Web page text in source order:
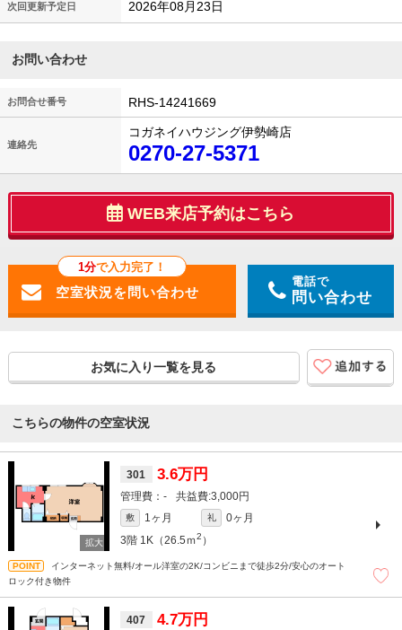
次回更新予定日 2026年08月23日
お問い合わせ
お問合せ番号 RHS-14241669
連絡先
コガネイハウジング伊勢崎店
0270-27-5371
WEB来店予約はこちら
1分で入力完了！
電話で
問い合わせ
お気に入り一覧を見る
こちらの物件の空室状況
301 3.6万円
- 3,000円
敷 1ヶ月 礼
0ヶ月
3階 1K（26.5ｍ2 ）
インターネット無料/オール洋室の2K/コンビニまで徒歩2分/安心のオート
ロック付き物件
407 4.7万円